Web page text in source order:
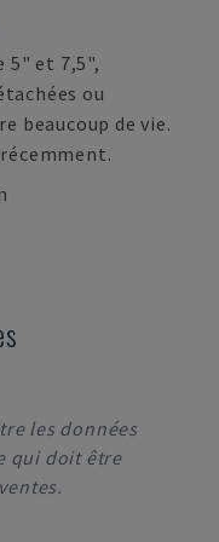
5" et 7,5",
ou
beaucoup de vie.
les données
qui doit être